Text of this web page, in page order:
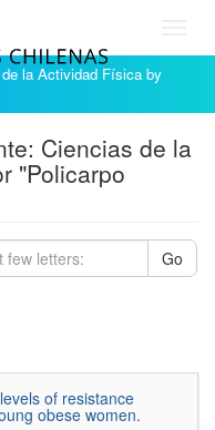
la Actividad Física by
Ciencias de la
"Policarpo
Go
of resistance
obese women.